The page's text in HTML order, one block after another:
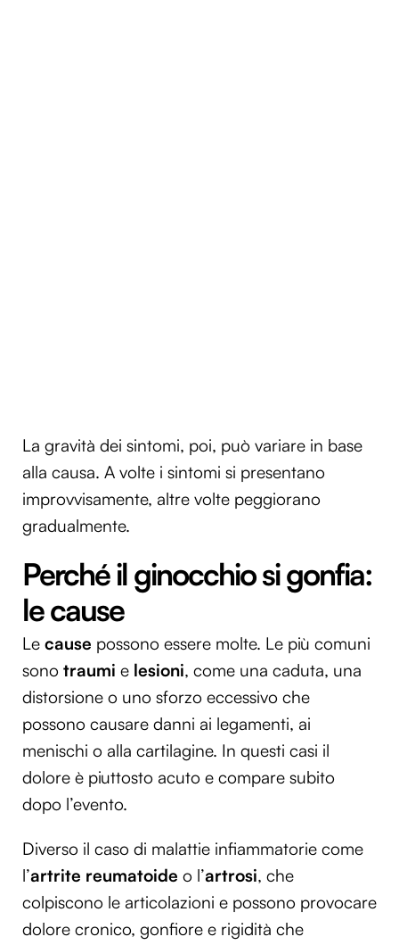
La gravità dei sintomi, poi, può variare in base
alla causa. A volte i sintomi si presentano
improvvisamente, altre volte peggiorano
gradualmente.
Perché il ginocchio si gonfia:
le cause
Le cause possono essere molte. Le più comuni
sono traumi e lesioni, come una caduta, una
distorsione o uno sforzo eccessivo che
possono causare danni ai legamenti, ai
menischi o alla cartilagine. In questi casi il
dolore è piuttosto acuto e compare subito
dopo l’evento.
Diverso il caso di malattie infiammatorie come
l’artrite reumatoide o l’artrosi, che
colpiscono le articolazioni e possono provocare
dolore cronico, gonfiore e rigidità che